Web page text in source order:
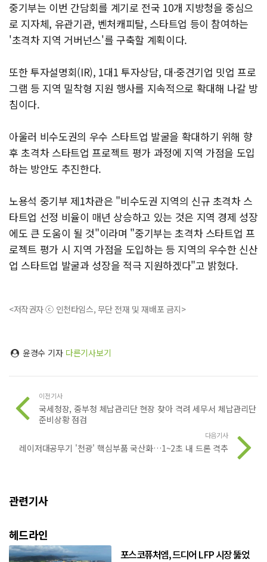
중기부는 이번 간담회를 계기로 전국 10개 지방청을 중심으
로 지자체, 유관기관, 벤처캐피탈, 스타트업 등이 참여하는
'초격차 지역 거버넌스'를 구축할 계획이다.
또한 투자설명회(IR), 1대1 투자상담, 대·중견기업 밋업 프로
그램 등 지역 밀착형 지원 행사를 지속적으로 확대해 나갈 방
침이다.
아울러 비수도권의 우수 스타트업 발굴을 확대하기 위해 향
후 초격차 스타트업 프로젝트 평가 과정에 지역 가점을 도입
하는 방안도 추진한다.
노용석 중기부 제1차관은 "비수도권 지역의 신규 초격차 스
타트업 선정 비율이 매년 상승하고 있는 것은 지역 경제 성장
에도 큰 도움이 될 것"이라며 "중기부는 초격차 스타트업 프
로젝트 평가 시 지역 가점을 도입하는 등 지역의 우수한 신산
업 스타트업 발굴과 성장을 적극 지원하겠다"고 밝혔다.
<저작권자 ⓒ 인천타임스, 무단 전재 및 재배포 금지>
윤경수 기자 다른기사보기
이전기사
국세청장, 중부청 체납관리단 현장 찾아 격려 세무서 체납관리단
준비상황 점검
다음기사
레이저대공무기 '천광' 핵심부품 국산화…1~2초 내 드론 격추
관련기사
헤드라인
포스코퓨처엠, 드디어 LFP 시장 뚫었